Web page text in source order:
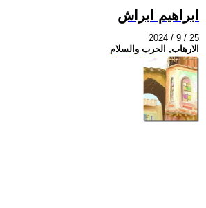
ابراهيم ابراش
2024 / 9 / 25
الارهاب, الحرب والسلام